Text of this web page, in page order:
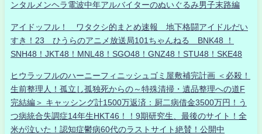
ンタルメンヘラ電波中年アルバイターのぬいぐるみ男子末路編
アイドッフル！ ワタクシ的まとめ速報 地下格闘アイドルだい
すき！23 ひうらのアニメ放送局101ちゃんねる BNK48 ！
SNH48！JKT48！MNL48！SGO48！GNZ48！STU48！SKE48
ヒウラッフルのハーニーフィニッシュゴミ屋敷補完計画 ＜必殺！
生前整理人！孤立し孤独死からの～特殊清掃・遺品整理への道F
完結編＞ キャッシング計1500万返済：厨二病借金3500万円！う
つ病統合失調症14年生HKT46！！9期研究生、最後のサイト！全
米が泣いた！認知症鬱病60代のラストサイト絶賛！公開中